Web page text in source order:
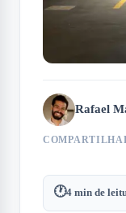
Rafael
🕐4 min de